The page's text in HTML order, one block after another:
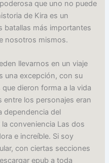
que uno no puede
de Kira es un
batallas más importantes
nosotros mismos.
llevarnos en un viaje
una excepción, con su
dieron forma a la vida
entre los personajes eran
dependencia del
conveniencia Las dos
e increíble. Si soy
con ciertas secciones
epub a toda